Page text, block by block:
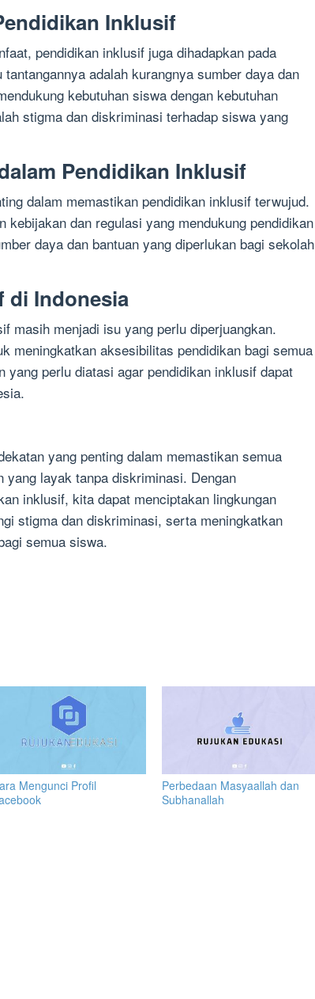
Inklusif
pendidikan inklusif juga dihadapkan pada
adalah kurangnya sumber daya dan
kebutuhan siswa dengan kebutuhan
stigma dan diskriminasi terhadap siswa yang
Pendidikan Inklusif
dalam memastikan pendidikan inklusif terwujud.
kebijakan dan regulasi yang mendukung pendidikan
daya dan bantuan yang diperlukan bagi sekolah
di Indonesia
masih menjadi isu yang perlu diperjuangkan.
meningkatkan aksesibilitas pendidikan bagi semua
yang perlu diatasi agar pendidikan inklusif dapat
yang penting dalam memastikan semua
yang layak tanpa diskriminasi. Dengan
inklusif, kita dapat menciptakan lingkungan
stigma dan diskriminasi, serta meningkatkan
semua siswa.
Mengunci Profil
Perbedaan Masyaallah dan
Subhanallah